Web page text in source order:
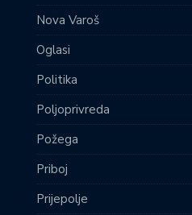
Nova Varoš
Oglasi
Politika
Poljoprivreda
Požega
Priboj
Prijepolje